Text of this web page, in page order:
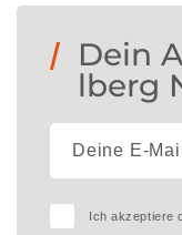
Dein
lberg
Ich akzeptiere